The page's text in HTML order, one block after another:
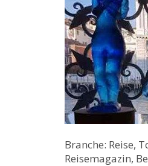
Branche: Reise,
Reisemagazin,